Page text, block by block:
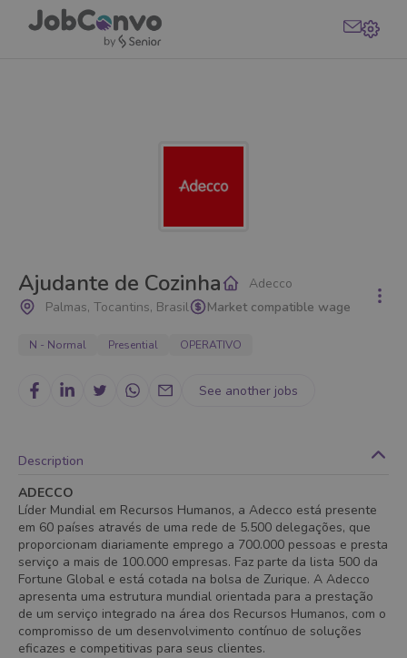
Ajudante de Cozinha
Adecco
Palmas, Tocantins, Brasil
Market compatible wage
N - Normal Presential OPERATIVO
See another jobs
Description
ADECCO
Líder Mundial em Recursos Humanos, a Adecco está presente
em 60 países através de uma rede de 5.500 delegações, que
proporcionam diariamente emprego a 700.000 pessoas e presta
serviço a mais de 100.000 empresas. Faz parte da lista 500 da
Fortune Global e está cotada na bolsa de Zurique. A Adecco
apresenta uma estrutura mundial orientada para a prestação
de um serviço integrado na área dos Recursos Humanos, com o
compromisso de um desenvolvimento contínuo de soluções
eficazes e competitivas para seus clientes.